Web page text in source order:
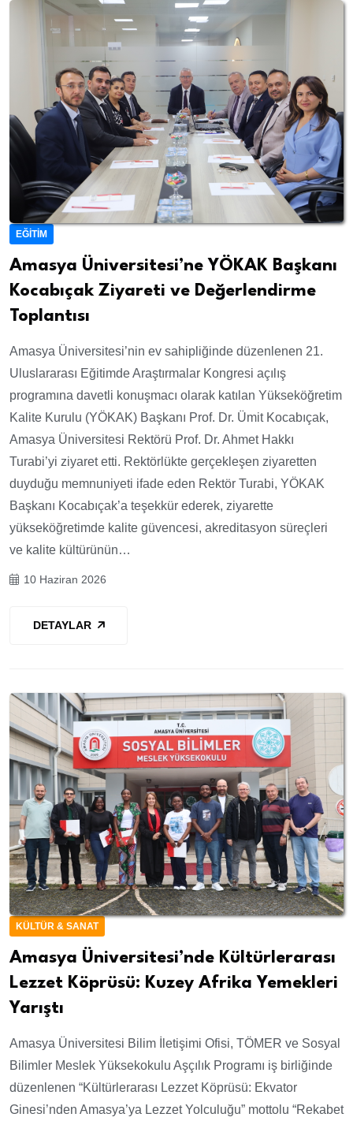
EĞITIM
Amasya Üniversitesi’ne YÖKAK Başkanı
Kocabıçak Ziyareti ve Değerlendirme
Toplantısı
Amasya Üniversitesi’nin ev sahipliğinde düzenlenen 21.
Uluslararası Eğitimde Araştırmalar Kongresi açılış
programına davetli konuşmacı olarak katılan Yükseköğretim
Kalite Kurulu (YÖKAK) Başkanı Prof. Dr. Ümit Kocabıçak,
Amasya Üniversitesi Rektörü Prof. Dr. Ahmet Hakkı
Turabi’yi ziyaret etti. Rektörlükte gerçekleşen ziyaretten
duyduğu memnuniyeti ifade eden Rektör Turabi, YÖKAK
Başkanı Kocabıçak’a teşekkür ederek, ziyarette
yükseköğretimde kalite güvencesi, akreditasyon süreçleri
ve kalite kültürünün…
10 Haziran 2026
DETAYLAR
KÜLTÜR & SANAT
Amasya Üniversitesi’nde Kültürlerarası
Lezzet Köprüsü: Kuzey Afrika Yemekleri
Yarıştı
Amasya Üniversitesi Bilim İletişimi Ofisi, TÖMER ve Sosyal
Bilimler Meslek Yüksekokulu Aşçılık Programı iş birliğinde
düzenlenen “Kültürlerarası Lezzet Köprüsü: Ekvator
Ginesi’nden Amasya’ya Lezzet Yolculuğu” mottolu “Rekabet